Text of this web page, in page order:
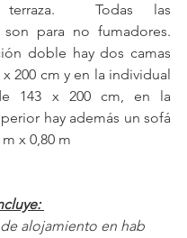
Todas las
son para no fumadores.
doble hay dos camas
200 cm y en la individual
143 x 200 cm, en la
hay además un sofá
x 0,80 m
alojamiento en hab